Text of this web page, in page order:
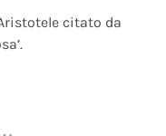
citato da